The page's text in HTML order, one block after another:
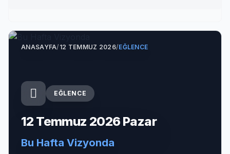
ANASAYFA/12 TEMMUZ 2026/EĞLENCE
EĞLENCE
12 Temmuz 2026 Pazar
Bu Hafta Vizyonda